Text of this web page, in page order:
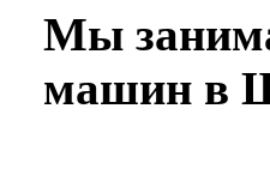
Мы
машин в